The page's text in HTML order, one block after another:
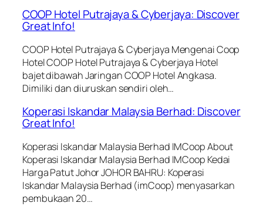
COOP Hotel Putrajaya & Cyberjaya: Discover
Great Info!
COOP Hotel Putrajaya & Cyberjaya Mengenai Coop
Hotel COOP Hotel Putrajaya & Cyberjaya Hotel
bajet dibawah Jaringan COOP Hotel Angkasa.
Dimiliki dan diuruskan sendiri oleh…
Koperasi Iskandar Malaysia Berhad: Discover
Great Info!
Koperasi Iskandar Malaysia Berhad IMCoop About
Koperasi Iskandar Malaysia Berhad IMCoop Kedai
Harga Patut Johor JOHOR BAHRU: Koperasi
Iskandar Malaysia Berhad (imCoop) menyasarkan
pembukaan 20…